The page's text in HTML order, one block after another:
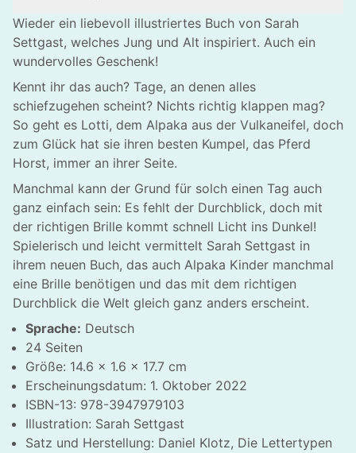
Wieder ein liebevoll illustriertes Buch von Sarah
Settgast, welches Jung und Alt inspiriert. Auch ein
wundervolles Geschenk!
Kennt ihr das auch? Tage, an denen alles
schiefzugehen scheint? Nichts richtig klappen mag?
So geht es Lotti, dem Alpaka aus der Vulkaneifel, doch
zum Glück hat sie ihren besten Kumpel, das Pferd
Horst, immer an ihrer Seite.
Manchmal kann der Grund für solch einen Tag auch
ganz einfach sein: Es fehlt der Durchblick, doch mit
der richtigen Brille kommt schnell Licht ins Dunkel!
Spielerisch und leicht vermittelt Sarah Settgast in
ihrem neuen Buch, das auch Alpaka Kinder manchmal
eine Brille benötigen und das mit dem richtigen
Durchblick die Welt gleich ganz anders erscheint.
Sprache: Deutsch
24 Seiten
Größe: 14.6 x 1.6 x 17.7 cm
Erscheinungsdatum: 1. Oktober 2022
ISBN-13: 978-3947979103
Illustration: Sarah Settgast
Satz und Herstellung: Daniel Klotz, Die Lettertypen